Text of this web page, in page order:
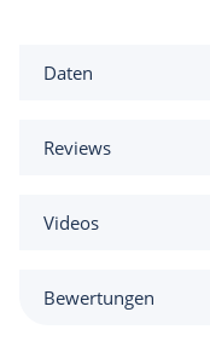
Daten
Reviews
Videos
Bewertungen